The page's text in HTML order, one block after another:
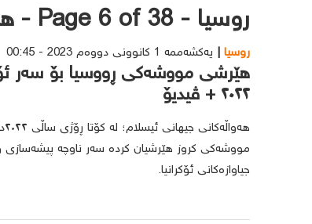
روسیا - Page 6 of 38 - هەواڵەکانی جیهانی ئیسلام
روسیا یەکشەممە 1 کانوونی دووەم 2023 - 00:45
هێرشی مووشەکی ڕووسیا بۆ سەر
٢٠٢٢ + ڤیدیۆ
مووشەکی کروز هێرشیان کردە سەر ناوچە پیشەسازی
جیاوازەکانی ئۆکرانیا.